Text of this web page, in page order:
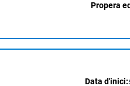
Propera
Data d'inici: